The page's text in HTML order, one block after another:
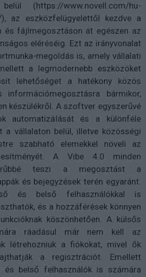
(https://www.novell.com/hu-
az eszközfelügyelettől kezdve a
és fájlmegosztáson át egészen az
eléréséig. Ezt az irányvonalat
megoldás is, amely vállalati
a legmodernebb eszközöket
lehetőséget a hatékony közös
információmegosztásra bármikor,
készülékről. A szoftver egyszerűvé
automatizálását és a különféle
a vállalaton belül, illetve közösségi
szabható elemekkel növeli az
A Vibe 4.0 minden
teszi a megosztást a
és bejegyzések terén egyaránt.
és belső felhasználókkal is
és a hozzáférések könnyen
köszönhetően. A külsős
ráadásul már nem kell az
létrehozniuk a fiókokat, mivel ők
a regisztrációt. Emellett
belső felhasználók is számára